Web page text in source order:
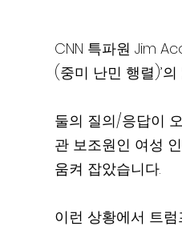
CNN 특파원 Jim
(중미 난민 행렬)’
둘의 질의/응답이
관 보조원인 여성
움켜 잡았습니다.
이런 상황에서 트